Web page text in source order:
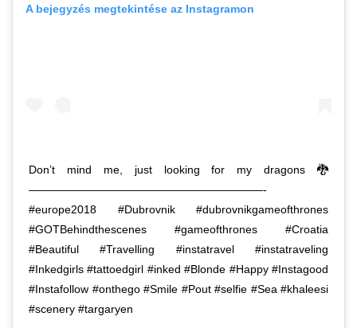
A bejegyzés megtekintése az Instagramon
Don’t mind me, just looking for my dragons 🐉
—————————————————————-
#europe2018 #Dubrovnik #dubrovnikgameofthrones
#GOTBehindthescenes #gameofthrones #Croatia
#Beautiful #Travelling #instatravel #instatraveling
#Inkedgirls #tattoedgirl #inked #Blonde #Happy #Instagood
#Instafollow #onthego #Smile #Pout #selfie #Sea #khaleesi
#scenery #targaryen